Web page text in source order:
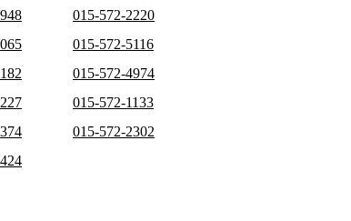
015-572-2220
015-572-5116
015-572-4974
015-572-1133
015-572-2302